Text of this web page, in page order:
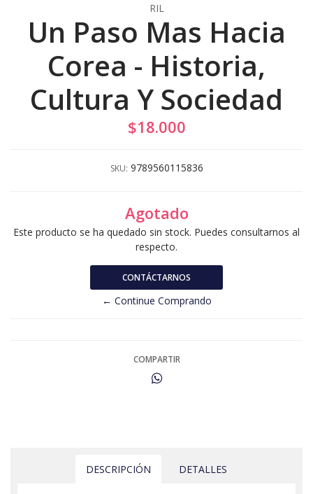
RIL
Un Paso Mas Hacia
Corea - Historia,
Cultura Y Sociedad
$18.000
SKU: 9789560115836
Agotado
Este producto se ha quedado sin stock. Puedes consultarnos al
respecto.
CONTÁCTARNOS
← Continue Comprando
COMPARTIR
DESCRIPCIÓN DETALLES